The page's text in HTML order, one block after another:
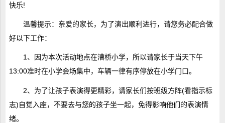
快乐!
温馨提示：亲爱的家长，为了演出顺利进行，请您务必配合做
好以下工作：
1、因为本次活动地点在漕桥小学，所以请家长于当天下午
13:00准时在小学会场集中，车辆一律有序停放在小学门口。
2、为了让孩子表演得更精彩，请家长们按班级方阵(看指示标
志)自觉入座，不要去与您的孩子坐一起，免得影响他们的表演情
绪。